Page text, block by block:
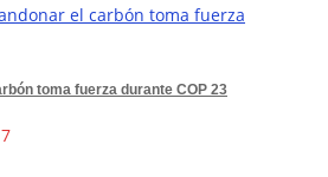
toma fuerza durante COP 23